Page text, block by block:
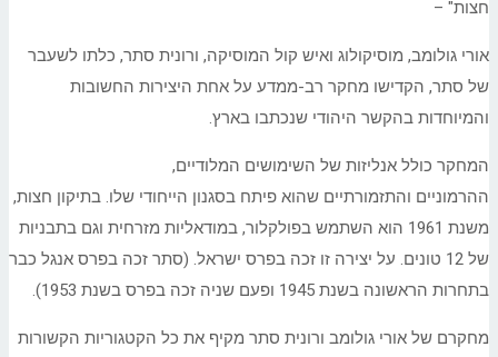
חצות" –
אורי גולומב, מוסיקולוג ואיש קול המוסיקה, ורונית סתר, כלתו לשעבר
של סתר, הקדישו מחקר רב-ממדע על אחת היצירות החשובות
והמיוחדות בהקשר היהודי שנכתבו בארץ.
המחקר כולל אנליזות של השימושים המלודיים,
ההרמוניים והתזמורתיים שהוא פיתח בסגנון הייחודי שלו. בתיקון חצות,
משנת 1961 הוא השתמש בפולקלור, במודאליות מזרחית וגם בתבניות
של 12 טונים. על יצירה זו זכה בפרס ישראל. (סתר זכה בפרס אנגל כבר
בתחרות הראשונה בשנת 1945 ופעם שניה זכה בפרס בשנת 1953).
מחקרם של אורי גולומב ורונית סתר מקיף את כל הקטגוריות הקשורות